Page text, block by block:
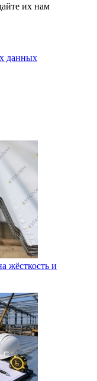
их нам
данных
жёсткость и